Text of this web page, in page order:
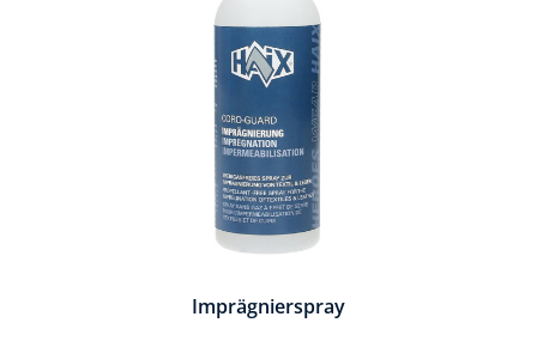
Imprägnierspray